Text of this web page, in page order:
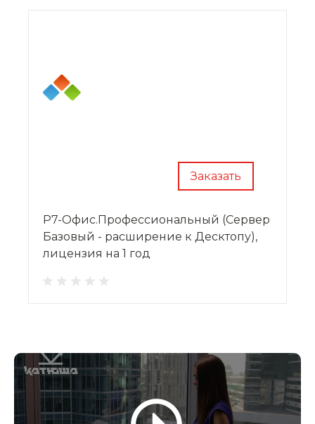
Заказать
Р7-Офис.Профессиональный (Сервер
Базовый - расширение к Десктопу),
лицензия на 1 год